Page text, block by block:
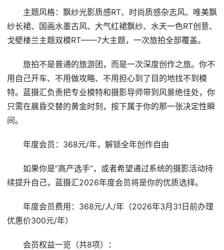
主题风格：飘纱光影质感RT、时尚质感杂志风、唯美飘
纱长裙、国画水墨古风、大气红裙飘纱、水天一色RT创意、
戈壁楼兰主题双模RT——7大主题，一次旅拍全部覆盖。
旅拍不是普通的旅游团，而是一次深度创作之旅。你不
用自己开车、不用做攻略、不用担心到了目的地找不到模
特。蓝摄汇负责把专业模特和摄影导师带到风景绝佳处，你
只需在晨昏交替的黄金时刻，按下属于你的那一张决定性瞬
间。
年度会员：368元/年，解锁全年创作自由
如果你是“高产选手”，或者希望通过系统的摄影活动持
续提升自己，蓝摄汇2026年度会员将是你的优质选择。
年度会员费用：368元/人/年（2026年3月31日前办理
优惠价300元/年）
会员权益一览（共8项）：